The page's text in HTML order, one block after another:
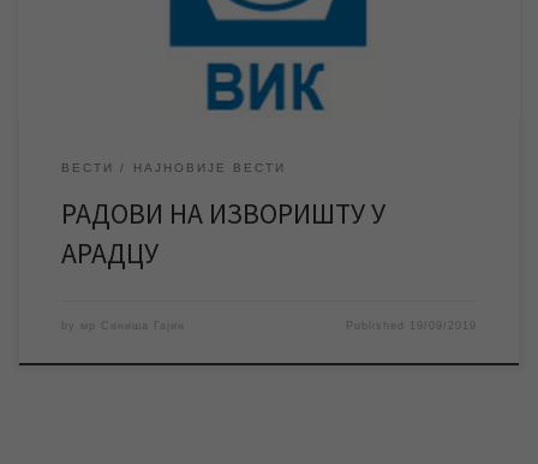
одржавању изворишта у насељеном месту Арадац. Радови на
ВЕСТИ НАЈНОВИЈЕ ВЕСТИ
РАДОВИ НА ИЗВОРИШТУ У
АРАДЦУ
by мр Синиша Гајин Published 19/09/2019